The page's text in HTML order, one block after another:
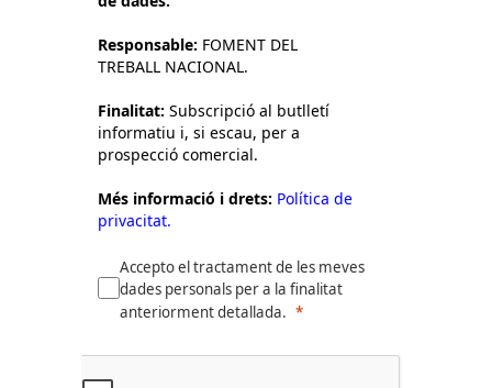
Responsable: FOMENT DEL
TREBALL NACIONAL.
Finalitat: Subscripció al butlletí
informatiu i, si escau, per a
prospecció comercial.
Més informació i drets: Política de
privacitat.
Accepto el tractament de les meves
dades personals per a la finalitat
anteriorment detallada.